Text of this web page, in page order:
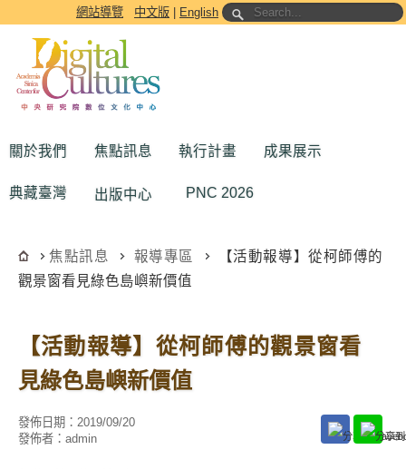
跳到主要內容區塊網站導覽 中文版 English
關於我們 焦點訊息 執行計畫 成果展示
典藏臺灣 出版中心 PNC 2026
焦點訊息 報導專區
【活動報導】從柯師傅的
觀景窗看見綠色島嶼新價值
【活動報導】從柯師傅的觀景窗看
見綠色島嶼新價值
發佈日期： 2019/09/20
發佈者： admin